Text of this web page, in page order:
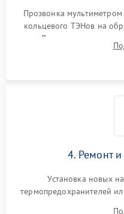
Прозвонка мультиметром
кольцевого ТЭНов на
Диагностика
переключателя
4. Ремонт
Установка новых
термопредохранителей